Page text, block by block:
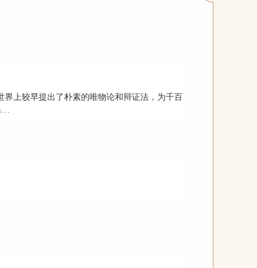
上较早提出了朴素的唯物论和辩证法，为千百